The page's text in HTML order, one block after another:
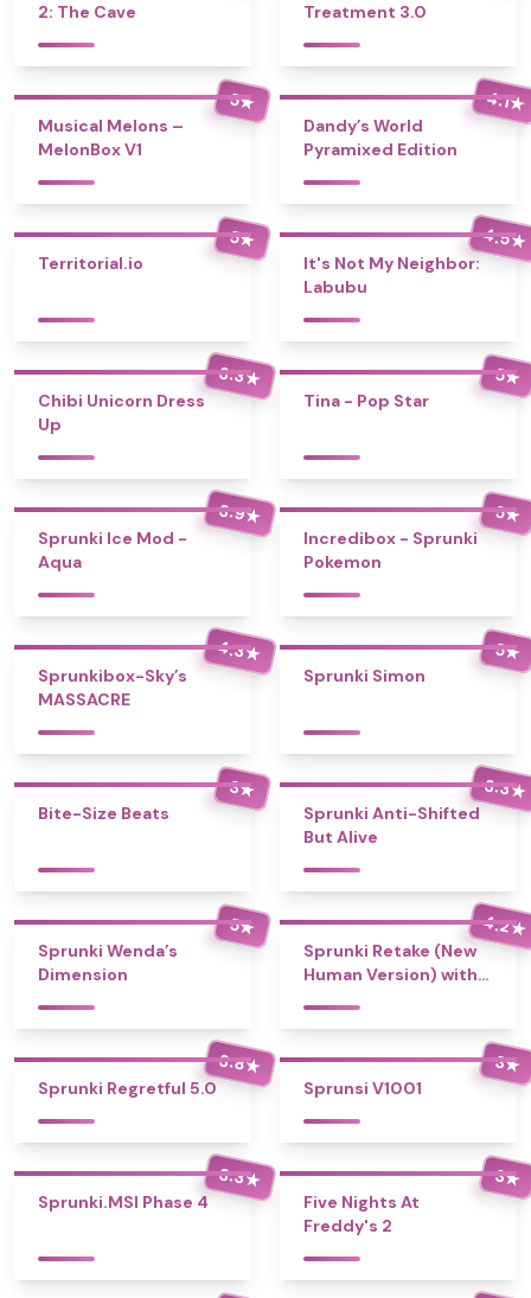
2: The Cave
Treatment 3.0
5★
Musical Melons –
MelonBox V1
4.1★
Dandy’s World
Pyramixed Edition
5★
Territorial.io
4.5★
It's Not My Neighbor:
Labubu
3.3★
Chibi Unicorn Dress
Up
5★
Tina - Pop Star
3.9★
Sprunki Ice Mod -
Aqua
5★
Incredibox - Sprunki
Pokemon
4.3★
Sprunkibox-Sky’s
MASSACRE
5★
Sprunki Simon
3★
Bite-Size Beats
3.3★
Sprunki Anti-Shifted
But Alive
5★
Sprunki Wenda’s
Dimension
4.2★
Sprunki Retake (New
Human Version) with
3.8★
Sprunki Regretful 5.0
3★
Sprunsi V1001
3.3★
Sprunki.MSI Phase 4
3★
Five Nights At
Freddy's 2